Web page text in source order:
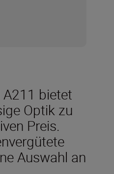
A211 bietet
Optik zu
Preis.
Auswahl an